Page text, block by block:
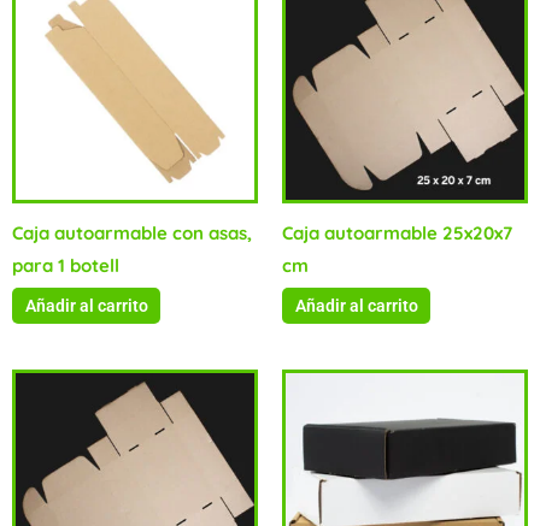
Caja autoarmable con asas,
para 1 botell
Añadir al carrito
Caja autoarmable 25x20x7
cm
Añadir al carrito